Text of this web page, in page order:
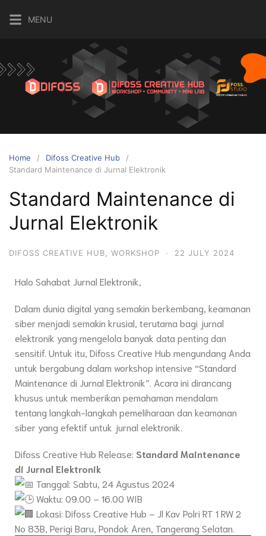
MENU
Home
Difoss Creative Hub
Standard Maintenance di Jurnal Elektronik
Standard Maintenance di
Jurnal Elektronik
DIFOSS CREATIVE HUB WORKSHOP · 22 JULY 2024
Halo Sahabat Jurnal Elektronik,
Dalam dunia digital yang semakin berkembang, keamanan
siber menjadi semakin krusial, terutama bagi jurnal
elektronik yang mengelola banyak data penting dan
sensitif. Untuk itu, Difoss Creative Hub mengundang Anda
untuk bergabung dalam workshop intensive “Standard
Maintenance di Jurnal Elektronik”. Acara ini dirancang
khusus untuk memberikan pemahaman mendalam
tentang langkah-langkah pemeliharaan dan keamanan
siber yang efektif untuk jurnal elektronik.
Difoss Creative Hub Release: Standard Maintenance
di Jurnal Elektronik
Tanggal: Sabtu, 24 Agustus 2024
Waktu: 09.00 – 16.00 WIB
Lokasi: Difoss Creative Hub – Jl Kav Polri RT 1 RW 2
No 83B, Perigi Baru, Pondok Aren, Tangerang Selatan.